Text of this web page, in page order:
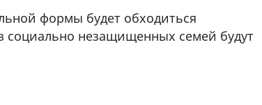
формы будет обходиться
социально незащищенных семей будут